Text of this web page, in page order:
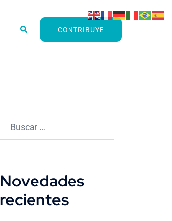
Buscar CONTRIBUYE
Buscar:
Novedades
recientes